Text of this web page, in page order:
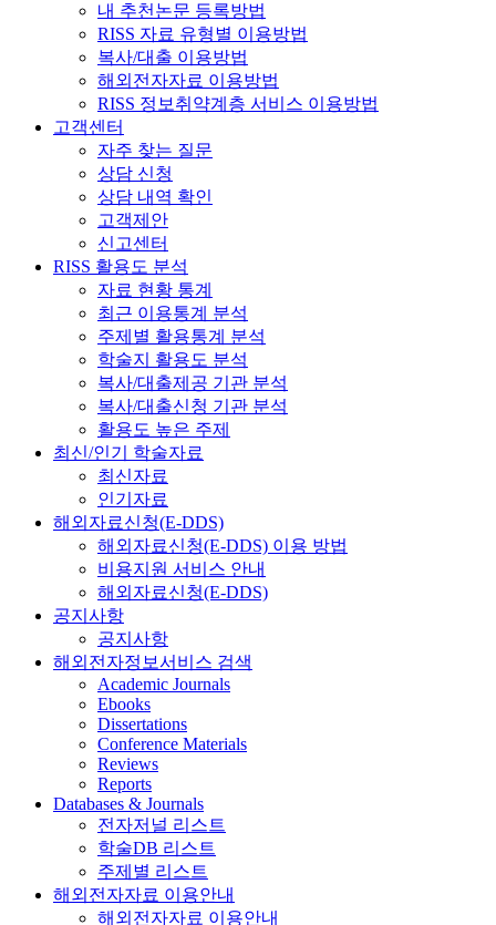
내 추천논문 등록방법
RISS 자료 유형별 이용방법
복사/대출 이용방법
해외전자자료 이용방법
RISS 정보취약계층 서비스 이용방법
고객센터
자주 찾는 질문
상담 신청
상담 내역 확인
고객제안
신고센터
RISS 활용도 분석
자료 현황 통계
최근 이용통계 분석
주제별 활용통계 분석
학술지 활용도 분석
복사/대출제공 기관 분석
복사/대출신청 기관 분석
활용도 높은 주제
최신/인기 학술자료
최신자료
인기자료
해외자료신청(E-DDS)
해외자료신청(E-DDS) 이용 방법
비용지원 서비스 안내
해외자료신청(E-DDS)
공지사항
공지사항
해외전자정보서비스 검색
Academic Journals
Ebooks
Dissertations
Conference Materials
Reviews
Reports
Databases & Journals
전자저널 리스트
학술DB 리스트
주제별 리스트
해외전자자료 이용안내
해외전자자료 이용안내